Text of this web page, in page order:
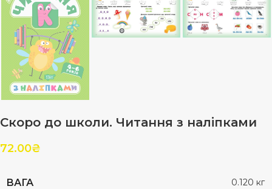
Скоро до школи. Читання з наліпками
72.00₴
ВАГА 0.120 кг